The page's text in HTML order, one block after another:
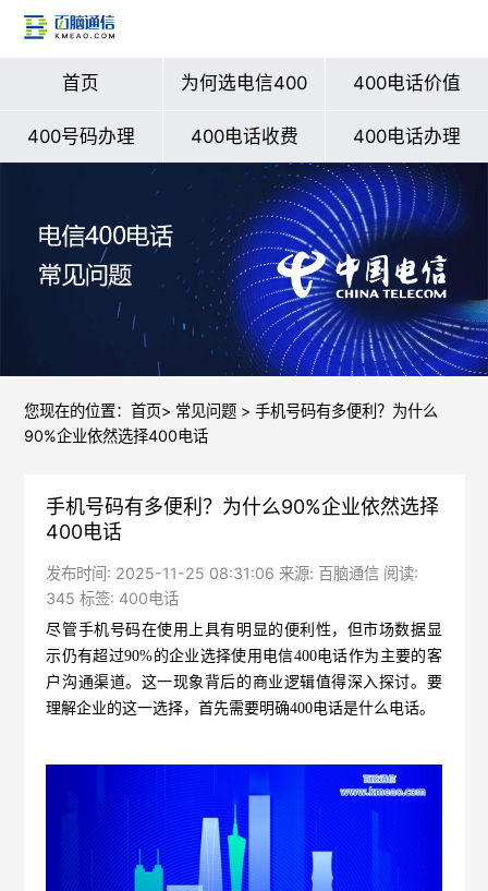
首页 为何选电信400 400电话价值
400号码办理 400电话收费 400电话办理
您现在的位置： 首页> 常见问题> 手机号码有多便利？为什么
90%企业依然选择400电话
手机号码有多便利？为什么90%企业依然选择
400电话
发布时间: 2025-11-25 08:31:06 来源: 百脑通信 阅读:
345 标签: 400电话
尽管手机号码在使用上具有明显的便利性，但市场数据显
示仍有超过90%的企业选择使用 电信400电话作为主要的客
户沟通渠道。这一现象背后的商业逻辑值得深入探讨。要
理解企业的这一选择，首先需要明确400电话是什么电话。